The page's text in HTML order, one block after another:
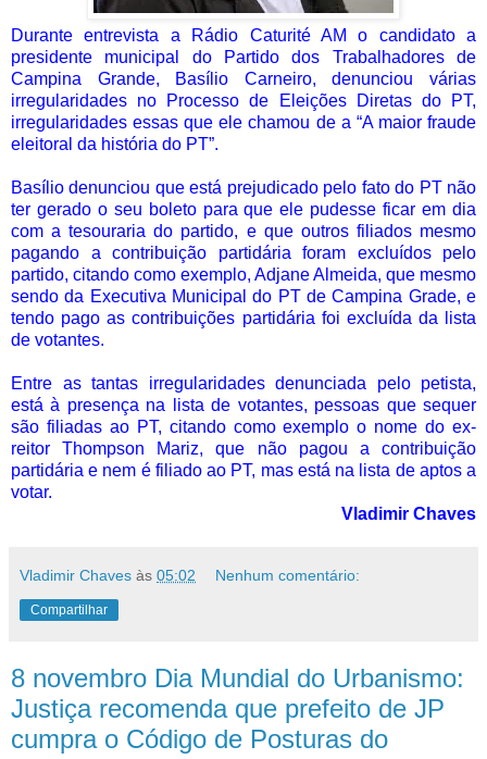
Durante entrevista a Rádio Caturité AM o candidato a
presidente municipal do Partido dos Trabalhadores de
Campina Grande, Basílio Carneiro, denunciou várias
irregularidades no Processo de Eleições Diretas do PT,
irregularidades essas que ele chamou de a “A maior fraude
eleitoral da história do PT”.
Basílio denunciou que está prejudicado pelo fato do PT não
ter gerado o seu boleto para que ele pudesse ficar em dia
com a tesouraria do partido, e que outros filiados mesmo
pagando a contribuição partidária foram excluídos pelo
partido, citando como exemplo, Adjane Almeida, que mesmo
sendo da Executiva Municipal do PT de Campina Grade, e
tendo pago as contribuições partidária foi excluída da lista
de votantes.
Entre as tantas irregularidades denunciada pelo petista,
está à presença na lista de votantes, pessoas que sequer
são filiadas ao PT, citando como exemplo o nome do ex-
reitor Thompson Mariz, que não pagou a contribuição
partidária e nem é filiado ao PT, mas está na lista de aptos a
votar.
Vladimir Chaves
Vladimir Chaves às 05:02 Nenhum comentário:
Compartilhar
8 novembro Dia Mundial do Urbanismo:
Justiça recomenda que prefeito de JP
cumpra o Código de Posturas do